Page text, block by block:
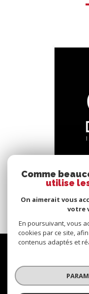
Bâgé-le-Châtel (01380)
Comme
utilise
On aimerait vous
votre
En poursuivant, vous
cookies par ce site,
contenus adaptés et